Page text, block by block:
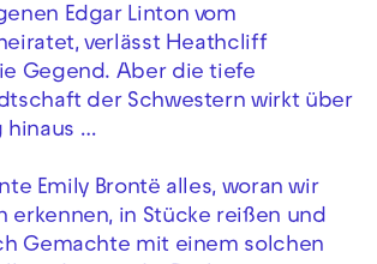
Edgar Linton vom
verlässt Heathcliff
Gegend. Aber die tiefe
der Schwestern wirkt über
hinaus …
Emily Brontë alles, woran wir
erkennen, in Stücke reißen und
Gemachte mit einem solchen